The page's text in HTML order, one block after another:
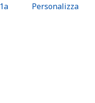
1a Personalizza